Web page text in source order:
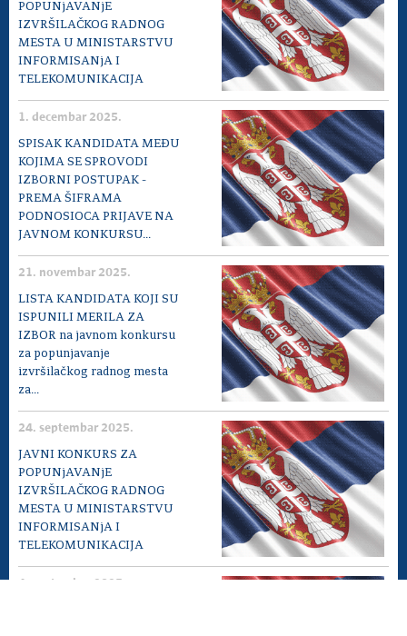
POPUNjAVANjE
IZVRŠILAČKOG RADNOG
MESTA U MINISTARSTVU
INFORMISANjA I
TELEKOMUNIKACIJA
1. decembar 2025.
SPISAK KANDIDATA MEĐU
KOJIMA SE SPROVODI
IZBORNI POSTUPAK -
PREMA ŠIFRAMA
PODNOSIOCA PRIJAVE NA
JAVNOM KONKURSU...
21. novembar 2025.
LISTA KANDIDATA KOJI SU
ISPUNILI MERILA ZA
IZBOR na javnom konkursu
za popunjavanje
izvršilačkog radnog mesta
za...
24. septembar 2025.
JAVNI KONKURS ZA
POPUNjAVANjE
IZVRŠILAČKOG RADNOG
MESTA U MINISTARSTVU
INFORMISANjA I
TELEKOMUNIKACIJA
4. septembar 2025.